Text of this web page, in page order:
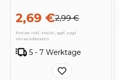
2,69 €2,99 €
Preise inkl. MwSt., ggf. zzgl.
Versandkosten
5 - 7 Werktage